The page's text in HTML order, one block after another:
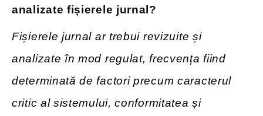
analizate fișierele jurnal?
Fișierele jurnal ar trebui revizuite și
analizate în mod regulat, frecvența fiind
determinată de factori precum caracterul
critic al sistemului, conformitatea și